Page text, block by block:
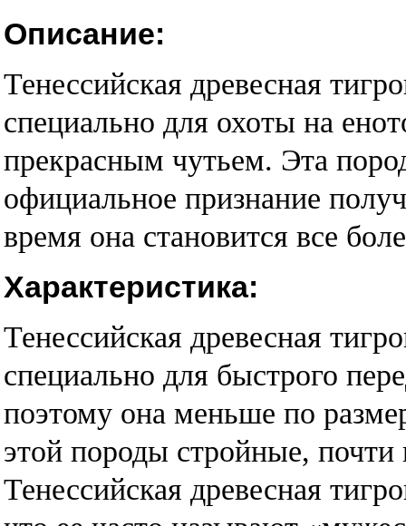
Описание:
Тенессийская древесная
специально для охоты на
прекрасным чутьем. Эта
официальное признание
время она становится все
Характеристика:
Тенессийская древесная
специально для быстрого
поэтому она меньше по
этой породы стройные,
Тенессийская древесная